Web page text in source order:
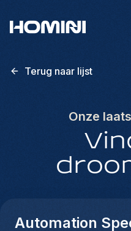
Terug naar lijst
Onze
Automation